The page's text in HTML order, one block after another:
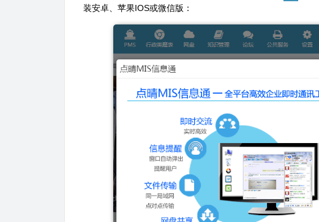
装安卓、苹果IOS或微信版：